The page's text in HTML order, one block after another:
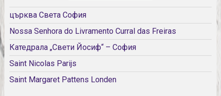
църква Света София
Nossa Senhora do Livramento Curral das Freiras
Катедрала „Свети Йосиф“ – София
Saint Nicolas Parijs
Saint Margaret Pattens Londen